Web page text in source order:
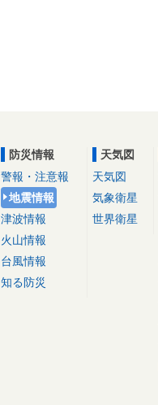
防災情報
警報・注意報
地震情報
津波情報
火山情報
台風情報
知る防災
天気図
天気図
気象衛星
世界衛星